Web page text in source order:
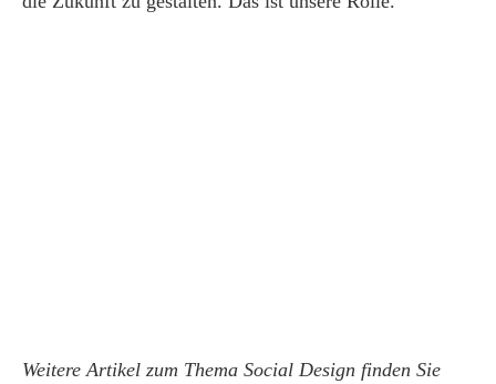
Weitere Artikel zum Thema Social Design finden Sie